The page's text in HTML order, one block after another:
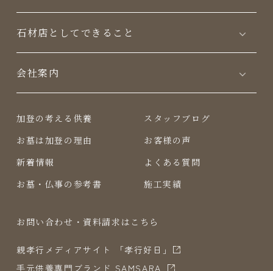
⽯材店としてできること
会社案内
加登の考える供養
お墓は加登の理由
新着情報
お墓・仏事の参考書
スタッフブログ
お客様の声
よくある質問
施工実績
お問い合わせ・資料請求はこちら
親孝行メディアサイト 「孝行好日」
⼿元供養専⾨ブランド SAMSARA